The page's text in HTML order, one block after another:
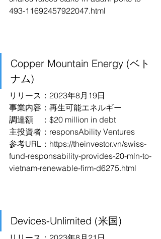
493-11692457922047.html
Copper Mountain Energy (ベト
ナム)
リリース：2023年8月19日
事業内容：再生可能エネルギー
調達額　：$20 million in debt
主投資者：responsAbility Ventures
参考URL：https://theinvestor.vn/swiss-
fund-responsability-provides-20-mln-to-
vietnam-renewable-firm-d6275.html
Devices-Unlimited (米国)